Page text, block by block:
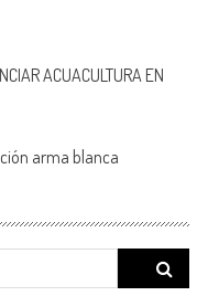
ACUACULTURA EN
arma blanca
Search
for: